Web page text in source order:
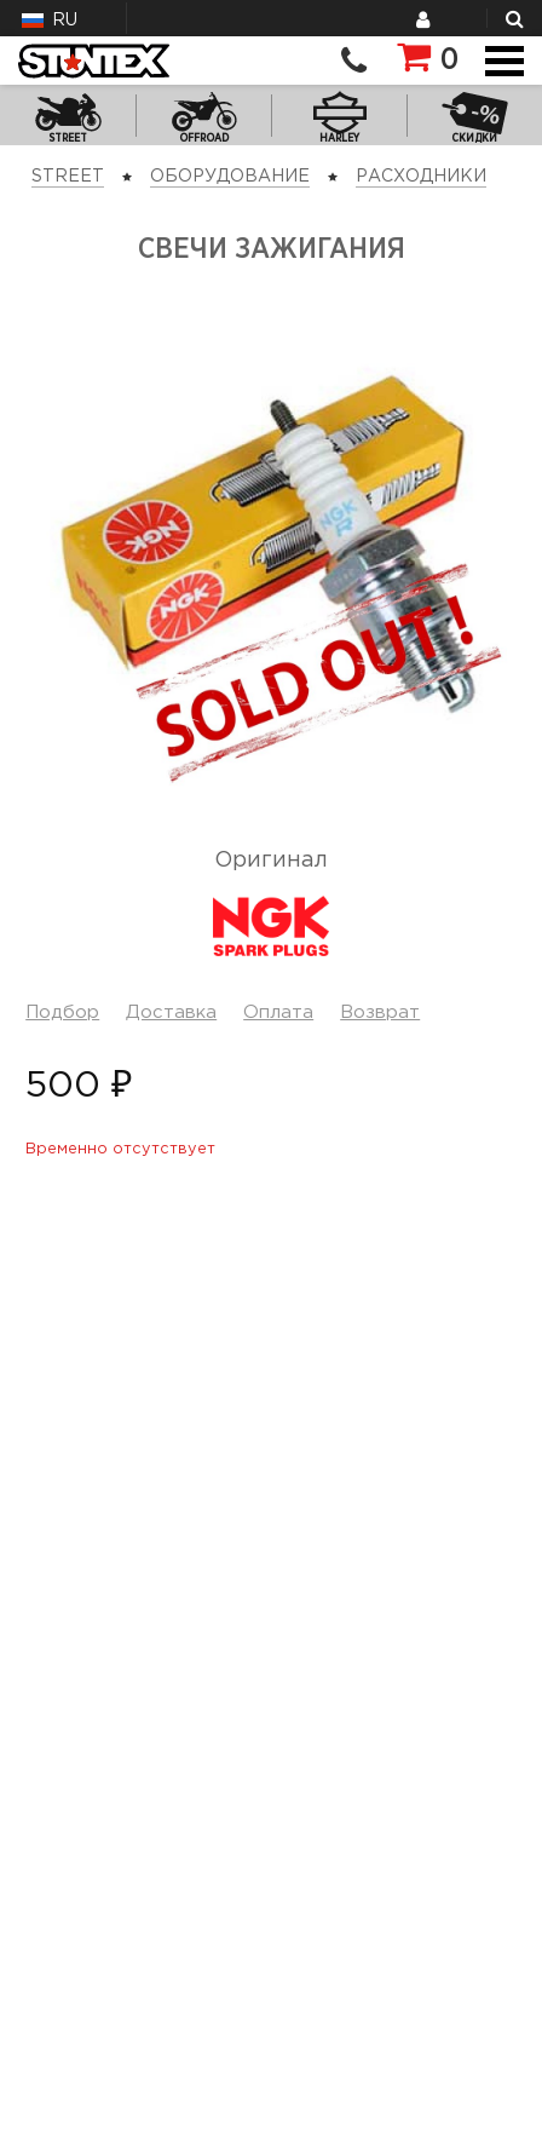
RU
0
STREET OFFROAD HARLEY СКИДКИ
STREET ОБОРУДОВАНИЕ РАСХОДНИКИ
СВЕЧИ ЗАЖИГАНИЯ
Оригинал
Подбор Доставка Оплата Возврат
500 ₽
Временно отсутствует